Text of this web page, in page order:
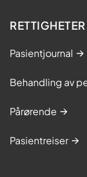
RETTIGHETER
Pasientjournal
Behandling av
Pårørende
Pasientreiser